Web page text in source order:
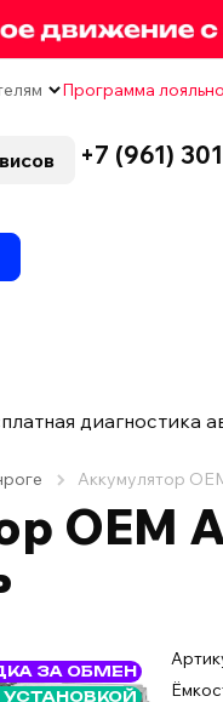
Программа
+7 (961)
диагностика
Аккумулятор
OEM
ЗА ОБМЕН